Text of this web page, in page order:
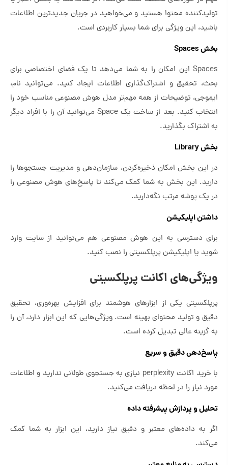
تولیدکننده محتوا هستید و می‌خواهید در جریان جدیدترین اطلاعات
باشید، این ویژگی برای شما بسیار کاربردی است.
بخش Spaces
Spaces این امکان را به شما می‌دهد تا یک فضای اختصاصی برای
بحث، تحقیق و اشتراک‌گذاری اطلاعات ایجاد کنید. می‌توانید نام،
ایموجی، توضیحات از همه مهم‌تر مدل هوش مصنوعی مناسب خود را
انتخاب کنید. بعد از ساخت یک Space می‌توانید آن را با افراد دیگر
به اشتراک بگذارید.
بخش Library
در این بخش امکان ذخیره‌کردن، سازمان‌دهی و مدیریت جستجوها را
دارید. این بخش به شما کمک می‌کند تا پاسخ‌های هوش مصنوعی را
در یک پوشه مرتب نگه‌دارید.
داشتن اپلیکیشن
برای دسترسی به این هوش مصنوعی هم می‌توانید از سایت وارد
شوید یا اپلیکیشن پرپلکسیتی را نصب کنید.
ویژگی‌های اکانت پرپلکسیتی
پرپلکسیتی یکی از ابزارهای هوشمند برای افزایش بهره‌وری، تحقیق
دقیق و تولید محتوای بهینه است. ویژگی‌هایی که این ابزار دارد، آن را
به گزینه عالی تبدیل کرده است.
پاسخ‌دهی دقیق و سریع
با خرید اکانت perplexity نیازی به جستجوی طولانی ندارید و اطلاعات
مورد نیاز را در لحظه دریافت می‌کنید.
تحلیل و پردازش پیشرفته داده
اگر به داده‌های معتبر و دقیق نیاز دارید، این ابزار به شما کمک
می‌کند.